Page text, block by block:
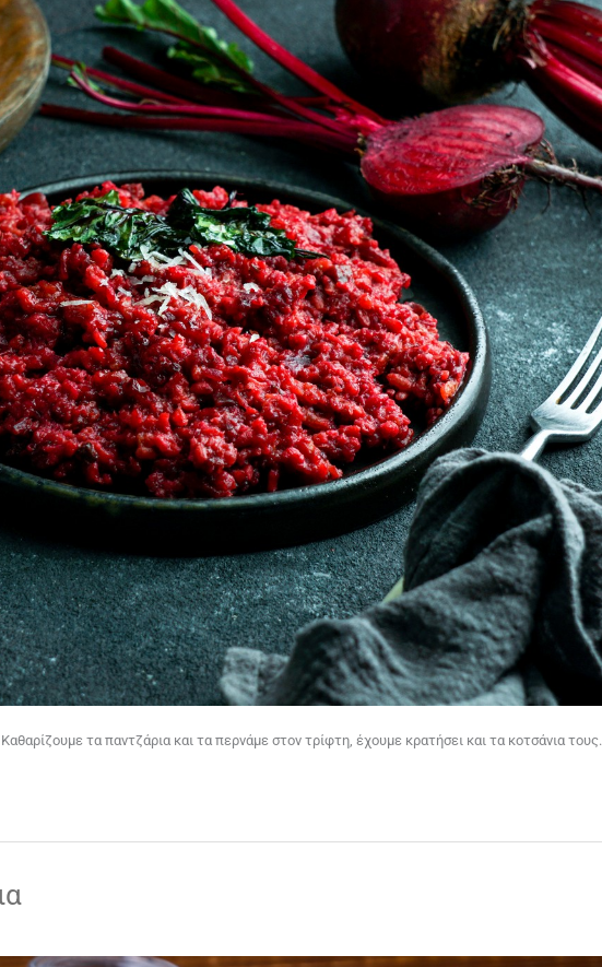
τα παντζάρια και τα περνάμε στον τρίφτη, έχουμε κρατήσει και τα κοτσάνια τους.